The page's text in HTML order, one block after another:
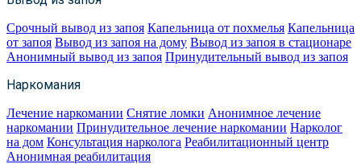
Срочный вывод из запоя Капельница от похмелья Капельница
от запоя Вывод из запоя на дому Вывод из запоя в стационаре
Анонимный вывод из запоя Принудительный вывод из запоя
Наркомания
Лечение наркомании Снятие ломки Анонимное лечение
наркомании Принудительное лечение наркомании Нарколог
на дом Консультация нарколога Реабилитационный центр
Анонимная реабилитация